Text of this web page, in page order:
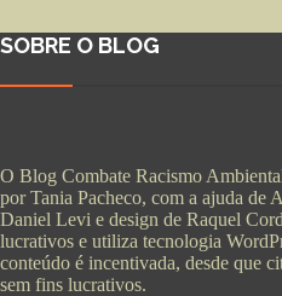
SOBRE O BLOG
O Blog Combate Racismo
por Tania Pacheco, com a ajuda de
Daniel Levi e design de Raquel
lucrativos e utiliza tecnologia
conteúdo é incentivada, desde que
sem fins lucrativos.